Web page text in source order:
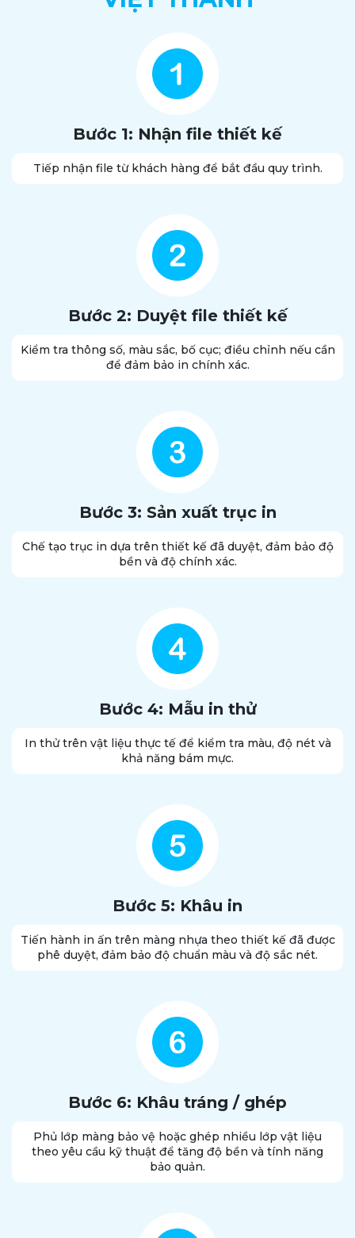
Bước 1: Nhận file thiết kế
Tiếp nhận file từ khách hàng để bắt đầu quy trình.
Bước 2: Duyệt file thiết kế
Kiểm tra thông số, màu sắc, bố cục; điều chỉnh nếu cần
để đảm bảo in chính xác.
Bước 3: Sản xuất trục in
Chế tạo trục in dựa trên thiết kế đã duyệt, đảm bảo độ
bền và độ chính xác.
Bước 4: Mẫu in thử
In thử trên vật liệu thực tế để kiểm tra màu, độ nét và
khả năng bám mực.
Bước 5: Khâu in
Tiến hành in ấn trên màng nhựa theo thiết kế đã được
phê duyệt, đảm bảo độ chuẩn màu và độ sắc nét.
Bước 6: Khâu tráng / ghép
Phủ lớp màng bảo vệ hoặc ghép nhiều lớp vật liệu
theo yêu cầu kỹ thuật để tăng độ bền và tính năng
bảo quản.